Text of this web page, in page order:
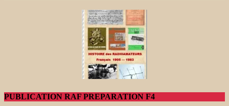
PUBLICATION RAF PREPARATION F4